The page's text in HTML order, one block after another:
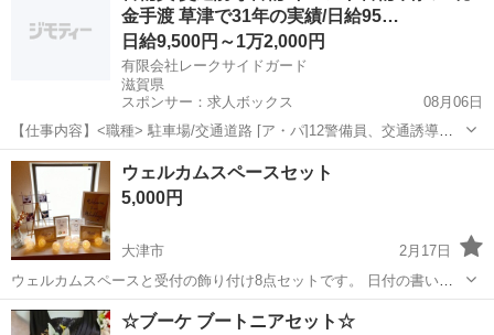
金手渡 草津で31年の実績/日給95…
日給9,500円～1万2,000円
有限会社レークサイドガード
滋賀県
スポンサー：求人ボックス
08月06日
【仕事内容】<職種> 駐車場/交通道路 [ア・パ]12警備員、交通誘導警
備、イベント警備 <雇用形態> アルバイト・パート <給与> [ア・パ]1
日給9,500円～12,000円、2日給11,750円～14,375円 交通費:一部...
アルバイト・パート
ウェルカムスペースセット
5,000円
大津市
2月17日
ウェルカムスペースと受付の飾り付け8点セットです。 日付の書いて
あるものと、｢welcome…｣と書いてあるものは、フレームだけになり
ます。中身はご自身で印刷したものをいれてください。 丸いライトは
滋賀 大津市 冠婚葬祭 スペース
☆ブーケ ブートニアセット☆